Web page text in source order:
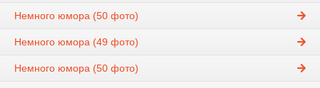
Немного юмора (50 фото)
Немного юмора (49 фото)
Немного юмора (50 фото)